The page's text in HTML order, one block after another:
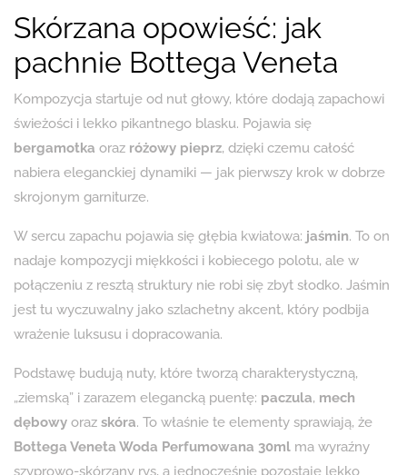
Skórzana opowieść: jak
pachnie Bottega Veneta
Kompozycja startuje od nut głowy, które dodają zapachowi
świeżości i lekko pikantnego blasku. Pojawia się
bergamotka oraz różowy pieprz, dzięki czemu całość
nabiera eleganckiej dynamiki — jak pierwszy krok w dobrze
skrojonym garniturze.
W sercu zapachu pojawia się głębia kwiatowa: jaśmin. To on
nadaje kompozycji miękkości i kobiecego polotu, ale w
połączeniu z resztą struktury nie robi się zbyt słodko. Jaśmin
jest tu wyczuwalny jako szlachetny akcent, który podbija
wrażenie luksusu i dopracowania.
Podstawę budują nuty, które tworzą charakterystyczną,
„ziemską” i zarazem elegancką puentę: paczula, mech
dębowy oraz skóra. To właśnie te elementy sprawiają, że
Bottega Veneta Woda Perfumowana 30ml ma wyraźny